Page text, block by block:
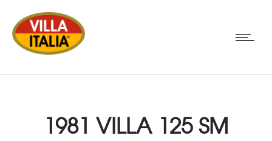
1981 VILLA 125 SM